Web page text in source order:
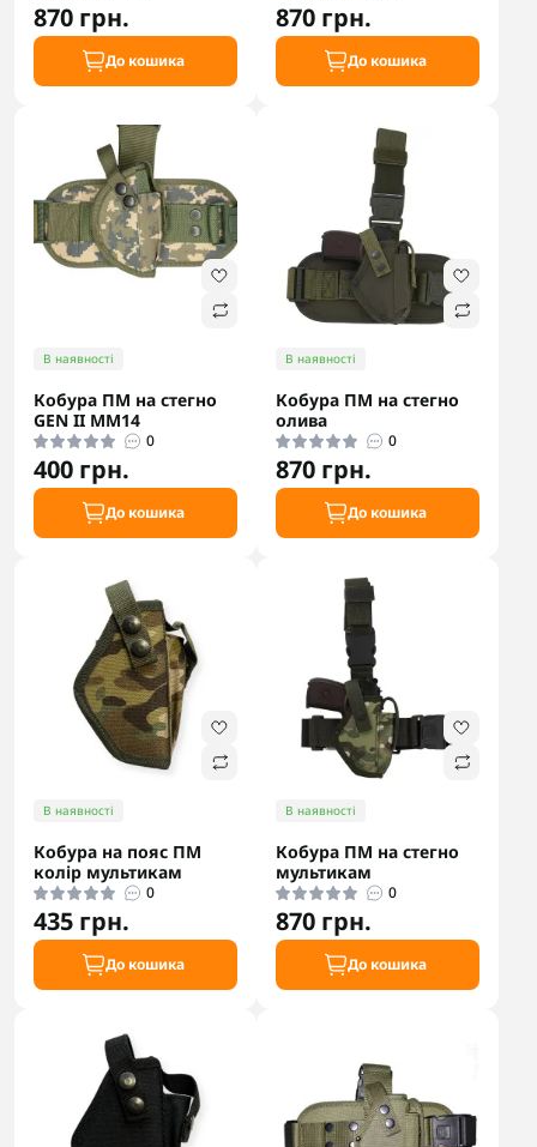
870 грн.
До кошика
870 грн.
До кошика
В наявності
Кобура ПМ на стегно
GEN II ММ14
0
400 грн.
До кошика
В наявності
Кобура ПМ на стегно
олива
0
870 грн.
До кошика
В наявності
Кобура на пояс ПМ
колір мультикам
0
435 грн.
До кошика
В наявності
Кобура ПМ на стегно
мультикам
0
870 грн.
До кошика